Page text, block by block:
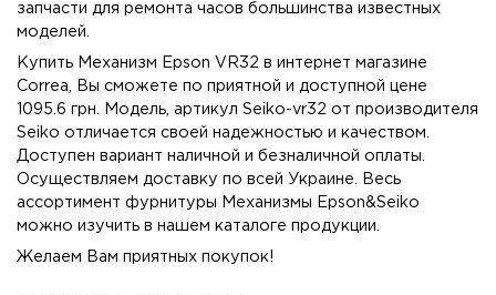
запчасти для ремонта часов большинства известных
моделей.
Купить Механизм Epson VR32 в интернет магазине
Correa, Вы сможете по приятной и доступной цене
1095.6 грн. Модель, артикул Seiko-vr32 от производителя
Seiko отличается своей надежностью и качеством.
Доступен вариант наличной и безналичной оплаты.
Осуществляем доставку по всей Украине. Весь
ассортимент фурнитуры Механизмы Epson&Seiko
можно изучить в нашем каталоге продукции.
Желаем Вам приятных покупок!